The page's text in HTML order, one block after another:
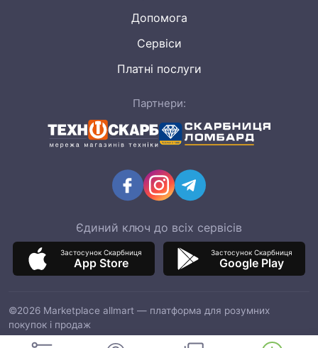
Допомога
Сервіси
Платні послуги
Партнери:
Єдиний ключ до всіх сервісів
Застосунок Скарбниця
App Store
Застосунок Скарбниця
Google Play
©2026 Marketplace allmart — платформа для розумних
покупок і продаж
ТОВ "ІТМ МАРКЕТ", код ЄДРПОУ 42964597, адреса: 03151, м.